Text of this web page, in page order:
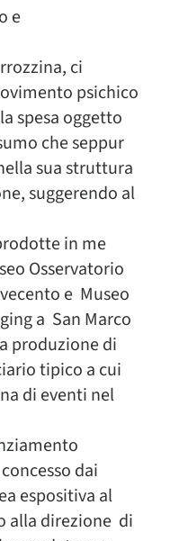
e
ci
psichico
spesa oggetto
che seppur
sua struttura
suggerendo al
in me
Osservatorio
e Museo
a San Marco
produzione di
tipico a cui
di eventi nel
dai
espositiva al
alla direzione di